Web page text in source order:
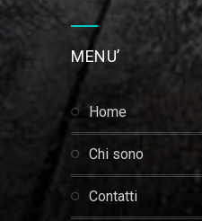
MENU’
home
chi sono
contatti